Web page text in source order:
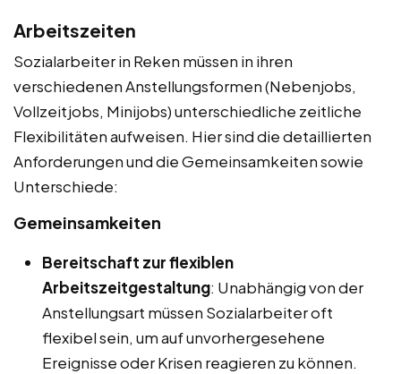
Arbeitszeiten
Sozialarbeiter in Reken müssen in ihren
verschiedenen Anstellungsformen (Nebenjobs,
Vollzeitjobs, Minijobs) unterschiedliche zeitliche
Flexibilitäten aufweisen. Hier sind die detaillierten
Anforderungen und die Gemeinsamkeiten sowie
Unterschiede:
Gemeinsamkeiten
Bereitschaft zur flexiblen
Arbeitszeitgestaltung: Unabhängig von der
Anstellungsart müssen Sozialarbeiter oft
flexibel sein, um auf unvorhergesehene
Ereignisse oder Krisen reagieren zu können.